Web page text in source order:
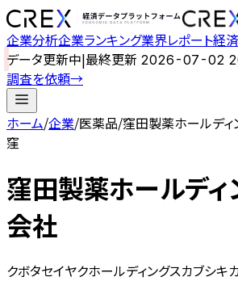
企業分析企業ランキング業界レポート経
データ更新中|最終更新 2026-07-02
調査を依頼→
ホーム/企業/医薬品/窪田製薬ホールディ
窪
窪田製薬ホールデ
会社
クボタセイヤクホールディングスカブシキ